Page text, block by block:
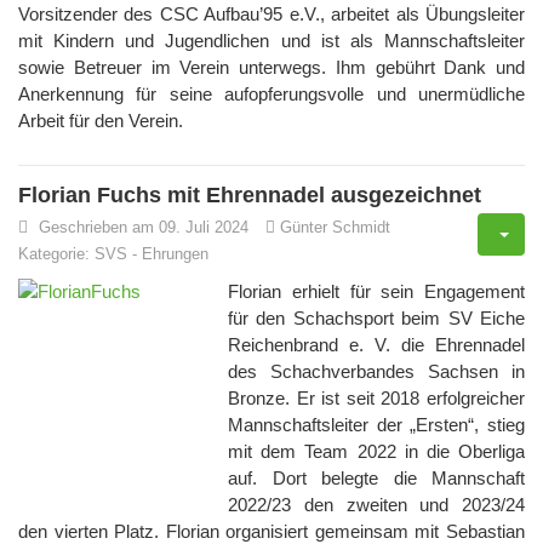
Vorsitzender des CSC Aufbau’95 e.V., arbeitet als Übungsleiter
mit Kindern und Jugendlichen und ist als Mannschaftsleiter
sowie Betreuer im Verein unterwegs. Ihm gebührt Dank und
Anerkennung für seine aufopferungsvolle und unermüdliche
Arbeit für den Verein.
Florian Fuchs mit Ehrennadel ausgezeichnet
Geschrieben am 09. Juli 2024
Günter Schmidt
Kategorie: SVS - Ehrungen
Florian erhielt für sein Engagement
für den Schachsport beim SV Eiche
Reichenbrand e. V. die Ehrennadel
des Schachverbandes Sachsen in
Bronze. Er ist seit 2018 erfolgreicher
Mannschaftsleiter der „Ersten“, stieg
mit dem Team 2022 in die Oberliga
auf. Dort belegte die Mannschaft
2022/23 den zweiten und 2023/24
den vierten Platz. Florian organisiert gemeinsam mit Sebastian